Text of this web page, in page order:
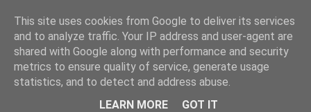
ΑΥΤΟΧΘΟΝΕΣ ΜΟΥ ΕΚΛΕΙΣΑΝ ΤΑ ΣΟΣΙΑΛ ΚΑΙ
ΦΙΜΩΣΑΝ ΤΟ SITE. ΟΙ ΧΙΛΙΑΔΕΣ ΜΙΚΡΟΕΠΕΝΔΥΤΕΣ
ΕΠΕΝΔΥΣΑΤΕ ΓΙΑ ΛΕΗΛΑΣΙΑ ΚΑΙ ΕΓΚΛΗΜΑ ?
ΓΛΥΦΑΔΑ WEB |ΟΙ ΜΕΓΑΛΟΙ ΚΛΕΠΤΑΙ ΑΠΟ ΤΟ
ΜΙΚΡΟΝ ΑΠΑΓΟΥΣΙ
This site uses cookies from Google to deliver its services
and to analyze traffic. Your IP address and user-agent are
shared with Google along with performance and security
metrics to ensure quality of service, generate usage
statistics, and to detect and address abuse.
LEARN MORE
GOT IT